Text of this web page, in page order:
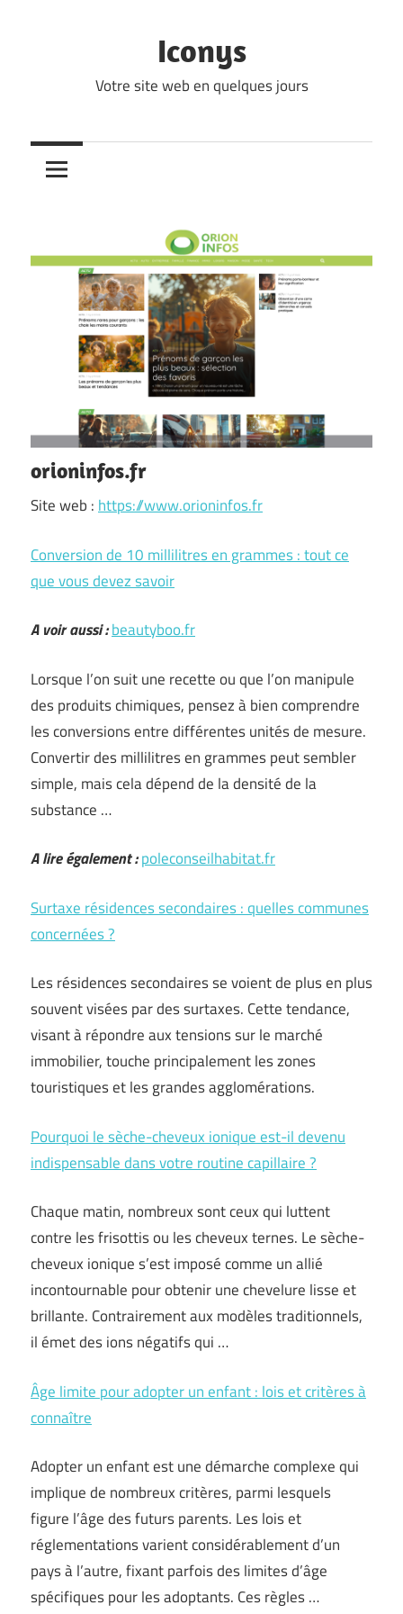
Iconys
Votre site web en quelques jours
orioninfos.fr
Site web : https://www.orioninfos.fr
Conversion de 10 millilitres en grammes : tout ce
que vous devez savoir
A voir aussi :beautyboo.fr
Lorsque l’on suit une recette ou que l’on manipule
des produits chimiques, pensez à bien comprendre
les conversions entre différentes unités de mesure.
Convertir des millilitres en grammes peut sembler
simple, mais cela dépend de la densité de la
substance …
A lire également :poleconseilhabitat.fr
Surtaxe résidences secondaires : quelles communes
concernées ?
Les résidences secondaires se voient de plus en plus
souvent visées par des surtaxes. Cette tendance,
visant à répondre aux tensions sur le marché
immobilier, touche principalement les zones
touristiques et les grandes agglomérations.
Pourquoi le sèche-cheveux ionique est-il devenu
indispensable dans votre routine capillaire ?
Chaque matin, nombreux sont ceux qui luttent
contre les frisottis ou les cheveux ternes. Le sèche-
cheveux ionique s’est imposé comme un allié
incontournable pour obtenir une chevelure lisse et
brillante. Contrairement aux modèles traditionnels,
il émet des ions négatifs qui …
Âge limite pour adopter un enfant : lois et critères à
connaître
Adopter un enfant est une démarche complexe qui
implique de nombreux critères, parmi lesquels
figure l’âge des futurs parents. Les lois et
réglementations varient considérablement d’un
pays à l’autre, fixant parfois des limites d’âge
spécifiques pour les adoptants. Ces règles …